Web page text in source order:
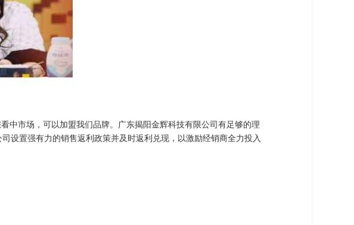
中市场，可以加盟我们品牌。广东揭阳金辉科技有限公司有足够的理
设置强有力的销售返利政策并及时返利兑现，以激励经销商全力投入